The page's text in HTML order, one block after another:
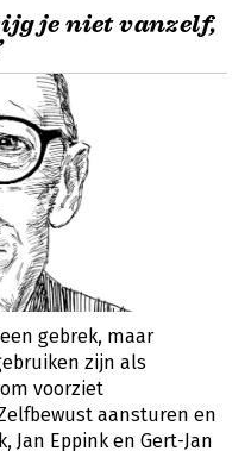
je niet vanzelf,
gebrek, maar
zijn als
voorziet
aansturen en
Jan Eppink en Gert-Jan